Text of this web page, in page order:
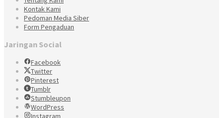
Kontak Kami
Pedoman Media Siber
Form Pengaduan
Jaringan Social
Facebook
Twitter
Pinterest
Tumblr
Stumbleupon
WordPress
Instagram